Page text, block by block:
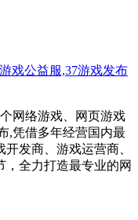
网络游戏、网页游戏
,凭借多年经营国内最
发商、游戏运营商、
全力打造最专业的网